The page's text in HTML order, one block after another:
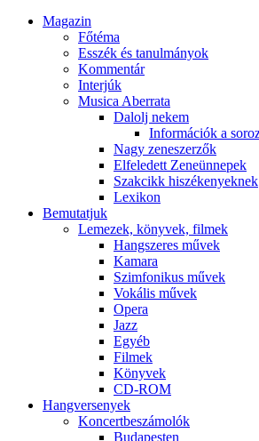
Magazin
Főtéma
Esszék és tanulmányok
Kommentár
Interjúk
Musica Aberrata
Dalolj nekem
Információk a
Nagy zeneszerzők
Elfeledett Zeneünnepek
Szakcikk hiszékenyeknek
Lexikon
Bemutatjuk
Lemezek, könyvek, filmek
Hangszeres művek
Kamara
Szimfonikus művek
Vokális művek
Opera
Jazz
Egyéb
Filmek
Könyvek
CD-ROM
Hangversenyek
Koncertbeszámolók
Budapesten